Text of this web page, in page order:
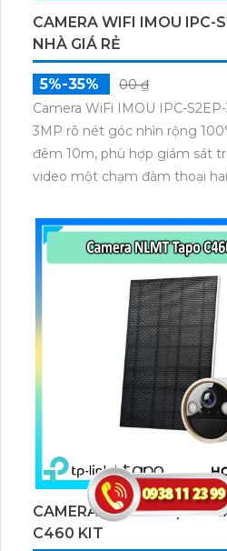
CAMERA WIFI IMOU IPC-
NHÀ GIÁ RẺ
5%-35%
00 ₫
Camera WiFi IMOU IPC-
3MP rõ nét góc nhìn rộng
đêm 10m, phù hợp giám sát
video một chạm đàm thoại
microSD tối đa 256GB hoặc
cho gia đình và văn phòng
CAMERA NĂNG LƯỢNG
C460 KIT